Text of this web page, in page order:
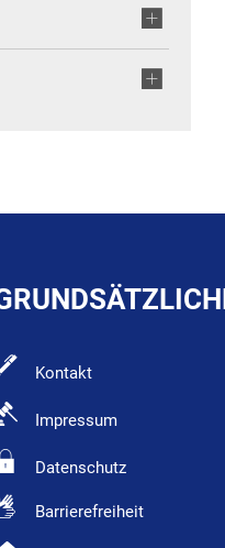
auszublenden
Kontakt
Impressum
Datenschutz
Barrierefreiheit